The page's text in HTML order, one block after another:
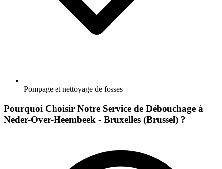
Pompage et nettoyage de fosses
Pourquoi Choisir Notre Service de Débouchage à
Neder-Over-Heembeek - Bruxelles (Brussel) ?